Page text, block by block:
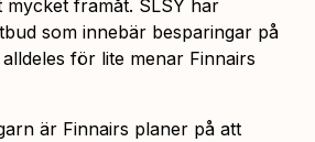
mycket framåt. SLSY har
som innebär besparingar på
för lite menar Finnairs
är Finnairs planer på att